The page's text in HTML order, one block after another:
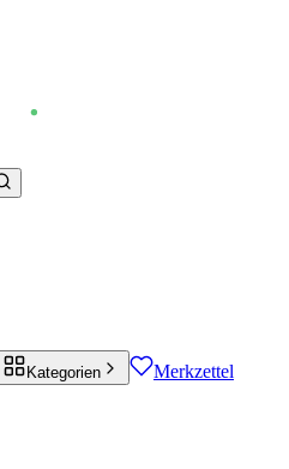
Kategorien Merkzettel